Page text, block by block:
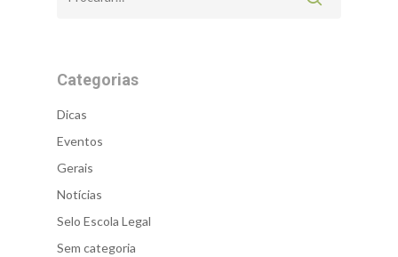
Categorias
Dicas
Eventos
Gerais
Notícias
Selo Escola Legal
Sem categoria